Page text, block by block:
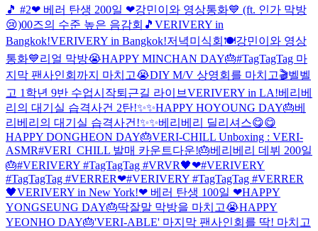
🎵 #2❤ 베러 탄생 200일 ❤강민이와 영상통화💙 (ft. 인가 막방
😢)00즈의 수준 높은 음감회🎵 VERIVERY in
Bangkok!VERIVERY in Bangkok!저녁미식회🍽강민이와 영상
통화💙리얼 막방😭HAPPY MINCHAN DAY🎂#TagTagTag 마
지막 팬사인회까지 마치고😭DIY M/V 상영회를 마치고🎬벨벨
고 1학년 9반 수업시작퇴근길 라이브VERIVERY in LA!베리베
리의 대기실 습격사건 2탄!✨✨HAPPY HOYOUNG DAY🎂베
리베리의 대기실 습격사건!✨✨베리베리 딜리셔스😋😋
HAPPY DONGHEON DAY🎂VERI-CHILL Unboxing : VERI-
ASMR#VERI_CHILL 발매 카운트다운!🎂베리베리 데뷔 200일
🎂#VERIVERY #TagTagTag #VRVR🖤❤#VERIVERY
#TagTagTag #VERRER❤#VERIVERY #TagTagTag #VERRER
🖤VERIVERY in New York!❤ 베러 탄생 100일 ❤HAPPY
YONGSEUNG DAY🎂딱잘말 막방을 마치고😭HAPPY
YEONHO DAY🎂'VERI-ABLE' 마지막 팬사인회를 딱! 마치고